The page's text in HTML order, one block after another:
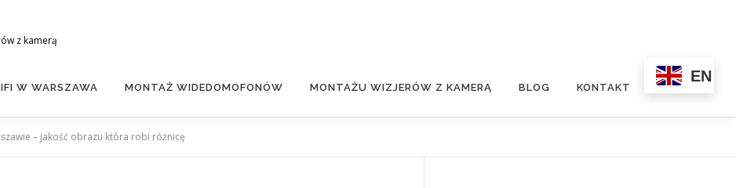
z kamerą
W WARSZAWA MONTAŻ WIDEDOMOFONÓW MONTAŻU WIZJERÓW Z KAMERĄ BLOG KONTAKT
EN
– jakość obrazu która robi różnicę